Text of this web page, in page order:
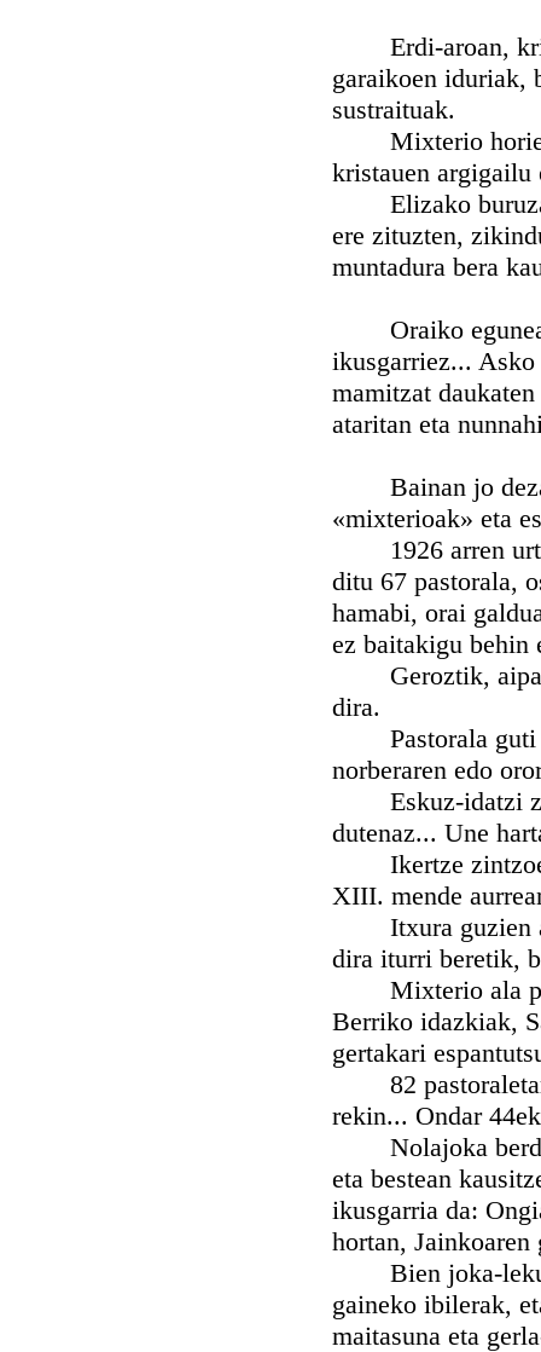
Erdi-aroan,
garaikoen iduriak,
sustraituak.
Mixterio horiek
kristauen argigailu
Elizako
ere zituzten,
muntadura bera
Oraiko
ikusgarriez... Asko
mamitzat
ataritan eta
Bainan jo
«mixterioak» eta
1926 arren
ditu 67 pastorala,
hamabi, orai
ez baitakigu behin
Geroztik, aipatu
dira.
Pastorala guti
norberaren edo
Eskuz-idatzi
dutenaz... Une
Ikertze
XIII. mende
Itxura guzien
dira iturri beretik,
Mixterio ala
Berriko idazkiak,
gertakari
82
rekin... Ondar
Nolajoka
eta bestean
ikusgarria da:
hortan,
Bien joka-
gaineko ibilerak,
maitasuna eta